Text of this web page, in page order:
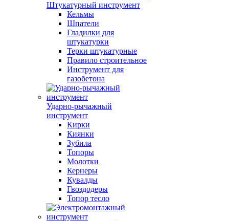
Штукатурный инструмент
Кельмы
Шпатели
Гладилки для
штукатурки
Терки штукатурные
Правило строительное
Инструмент для
газобетона
Ударно-рычажный
инструмент
Кирки
Киянки
Зубила
Топоры
Молотки
Кернеры
Кувалды
Гвоздодеры
Топор тесло